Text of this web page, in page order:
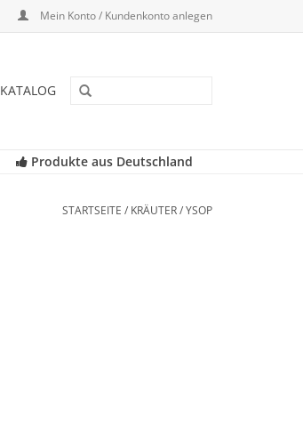
Mein Konto / Kundenkonto anlegen
KATALOG
Produkte aus Deutschland
STARTSEITE / KRÄUTER/YSOP